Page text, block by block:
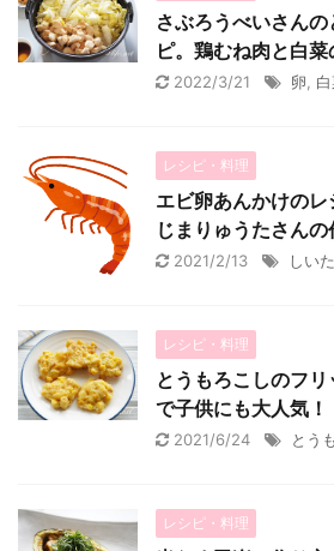
さぶろうべいさん
ピ。鶏むね肉と白菜
2022/3/21 卵
レシピ・料理
エビ卵あんかけの
じまりゅうたさんの
2021/2/13 しい
レシピ・料理
とうもろこしのフ
で子供にも大人気！
2021/6/24 とう
レシピ・料理